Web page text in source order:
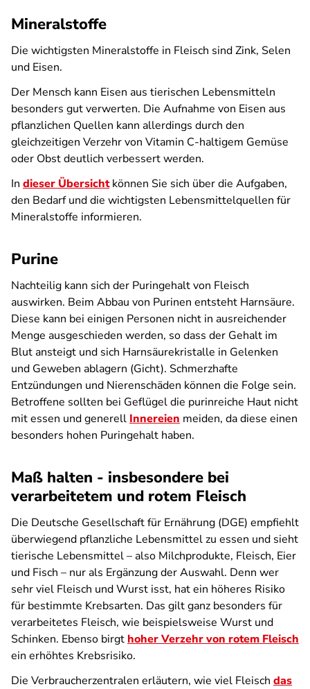
Mineralstoffe
Die wichtigsten Mineralstoffe in Fleisch sind Zink, Selen
und Eisen.
Der Mensch kann Eisen aus tierischen Lebensmitteln
besonders gut verwerten. Die Aufnahme von Eisen aus
pflanzlichen Quellen kann allerdings durch den
gleichzeitigen Verzehr von Vitamin C-haltigem Gemüse
oder Obst deutlich verbessert werden.
In dieser Übersichtkönnen Sie sich über die Aufgaben,
den Bedarf und die wichtigsten Lebensmittelquellen für
Mineralstoffe informieren.
Purine
Nachteilig kann sich der Puringehalt von Fleisch
auswirken. Beim Abbau von Purinen entsteht Harnsäure.
Diese kann bei einigen Personen nicht in ausreichender
Menge ausgeschieden werden, so dass der Gehalt im
Blut ansteigt und sich Harnsäurekristalle in Gelenken
und Geweben ablagern (Gicht). Schmerzhafte
Entzündungen und Nierenschäden können die Folge sein.
Betroffene sollten bei Geflügel die purinreiche Haut nicht
mit essen und generell Innereien meiden, da diese einen
besonders hohen Puringehalt haben.
Maß halten - insbesondere bei
verarbeitetem und rotem Fleisch
Die Deutsche Gesellschaft für Ernährung (DGE) empfiehlt
überwiegend pflanzliche Lebensmittel zu essen und sieht
tierische Lebensmittel – also Milchprodukte, Fleisch, Eier
und Fisch – nur als Ergänzung der Auswahl. Denn wer
sehr viel Fleisch und Wurst isst, hat ein höheres Risiko
für bestimmte Krebsarten. Das gilt ganz besonders für
verarbeitetes Fleisch, wie beispielsweise Wurst und
Schinken. Ebenso birgt hoher Verzehr von rotem Fleisch
ein erhöhtes Krebsrisiko.
Die Verbraucherzentralen erläutern, wie viel Fleisch das